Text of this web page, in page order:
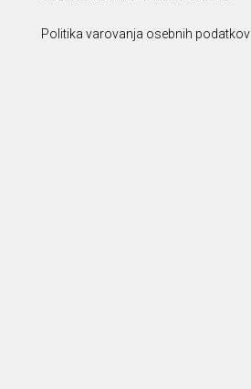
Politika varovanja osebnih podatkov